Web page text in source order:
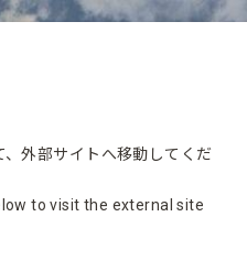
外部サイトへ移動してくだ
to visit the external site